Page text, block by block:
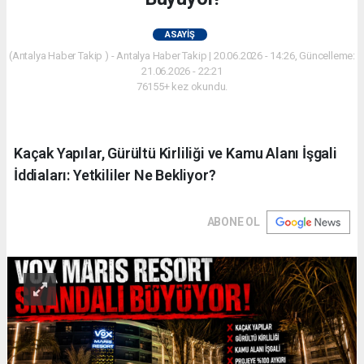
ASAYIŞ
(Antalya Haber Takip ) - Antalya Haber Takip | 20.06.2026 - 14:26, Güncelleme:
21.06.2026 - 22:21
76155+ kez okundu.
Kaçak Yapılar, Gürültü Kirliliği ve Kamu Alanı İşgali
İddiaları: Yetkililer Ne Bekliyor?
ABONE OL